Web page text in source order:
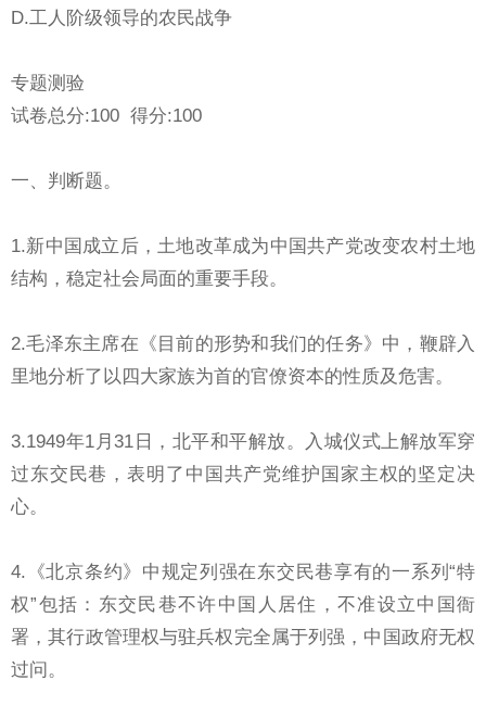
D.工人阶级领导的农民战争
专题测验
试卷总分:100 得分:100
一、判断题。
1.新中国成立后，土地改革成为中国共产党改变农村土地
结构，稳定社会局面的重要手段。
2.毛泽东主席在《目前的形势和我们的任务》中，鞭辟入
里地分析了以四大家族为首的官僚资本的性质及危害。
3.1949年1月31日，北平和平解放。入城仪式上解放军穿
过东交民巷，表明了中国共产党维护国家主权的坚定决
心。
4.《北京条约》中规定列强在东交民巷享有的一系列“特
权”包括：东交民巷不许中国人居住，不准设立中国衙
署，其行政管理权与驻兵权完全属于列强，中国政府无权
过问。